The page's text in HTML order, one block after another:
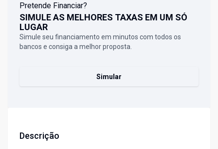
Pretende Financiar?
SIMULE AS MELHORES TAXAS EM UM SÓ
LUGAR
Simule seu financiamento em minutos com todos os
bancos e consiga a melhor proposta.
Simular
Descrição